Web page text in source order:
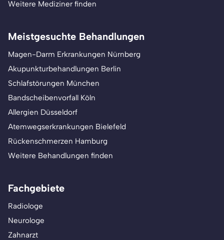
Weitere Mediziner finden
Meistgesuchte Behandlungen
Magen-Darm Erkrankungen Nürnberg
Akupunkturbehandlungen Berlin
Schlafstörungen München
Bandscheibenvorfall Köln
Allergien Düsseldorf
Atemwegserkrankungen Bielefeld
Rückenschmerzen Hamburg
Weitere Behandlungen finden
Fachgebiete
Radiologe
Neurologe
Zahnarzt